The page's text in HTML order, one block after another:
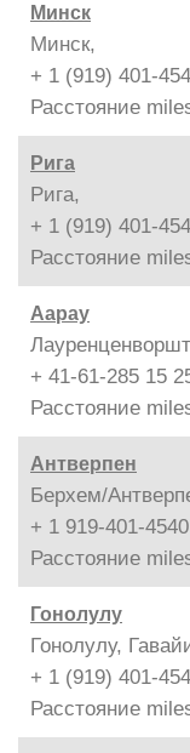
Минск
Минск,
+ 1 (919) 401-
Расстояние
Рига
Рига,
+ 1 (919) 401-
Расстояние
Аарау
+ 41-61-285 15
Расстояние
Антверпен
Берхем/
+ 1 919-401-4540
Расстояние
Гонолулу
Гонолулу,
+ 1 (919) 401-
Расстояние